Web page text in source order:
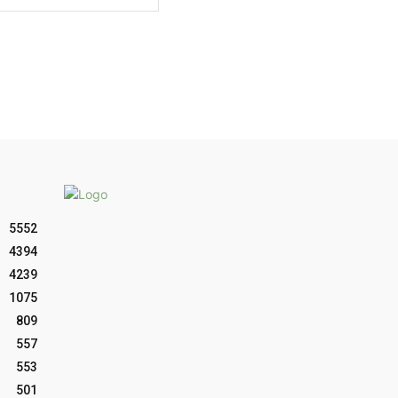
web:
5552
4394
4239
1075
809
557
553
501